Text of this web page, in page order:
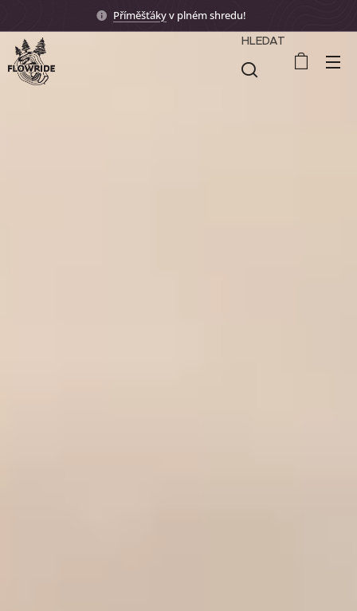
Příměšťákyv plném shredu! 🤟🏼
HLEDAT